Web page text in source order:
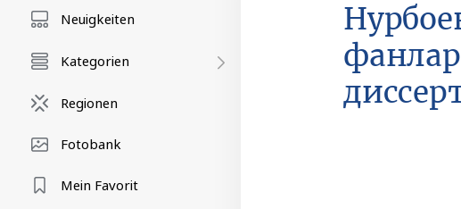
Neuigkeiten
Kategorien
Regionen
Fotobank
Mein Favorit